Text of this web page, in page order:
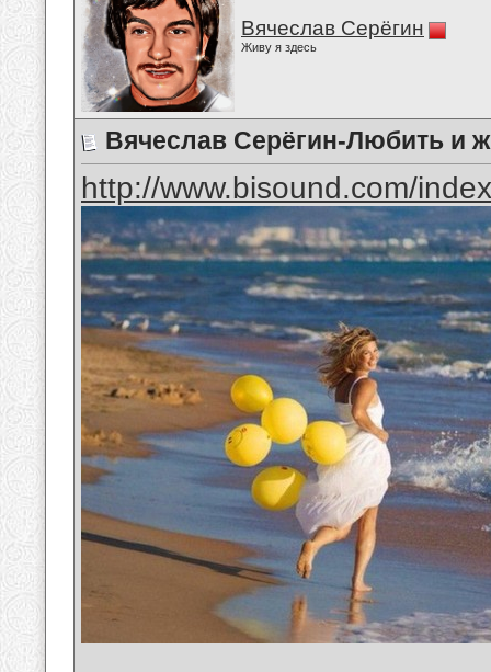
Вячеслав Серёгин
Живу я здесь
Вячеслав Серёгин-Любить и
http://www.bisound.com/